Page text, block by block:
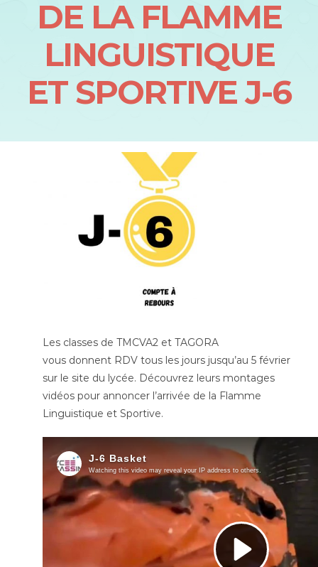
DE LA FLAMME
LINGUISTIQUE
ET SPORTIVE J-6
Les classes de TMCVA2 et TAGORA
vous donnent RDV tous les jours jusqu’au 5 février
sur le site du lycée. Découvrez leurs montages
vidéos pour annoncer l’arrivée de la Flamme
Linguistique et Sportive.